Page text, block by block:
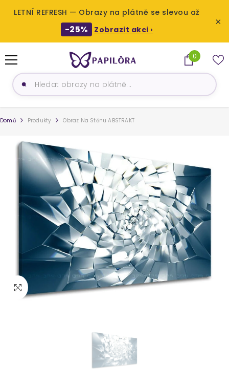
LETNÍ REFRESH — Obrazy na plátně se slevou až
-25% Zobrazit akci ›
×
0
0
produktů
Domů Produkty Obraz Na Stěnu ABSTRAKT